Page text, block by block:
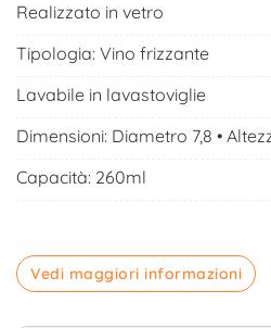
Realizzato in vetro
Tipologia: Vino frizzante
Lavabile in lavastoviglie
Dimensioni: Diametro 7,8 •
Capacità: 260ml
Vedi maggiori informazioni